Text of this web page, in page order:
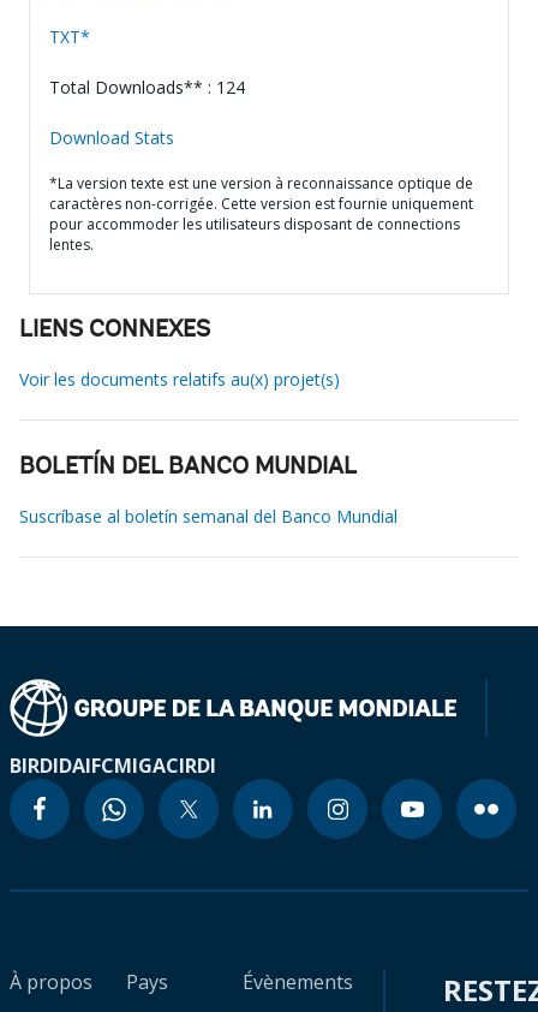
TXT*
Total Downloads** : 124
Download Stats
*La version texte est une version à reconnaissance optique de
caractères non-corrigée. Cette version est fournie uniquement
pour accommoder les utilisateurs disposant de connections
lentes.
LIENS CONNEXES
Voir les documents relatifs au(x) projet(s)
BOLETÍN DEL BANCO MUNDIAL
Suscríbase al boletín semanal del Banco Mundial
BIRDIDAIFCMIGACIRDI
À propos
Pays
Évènements